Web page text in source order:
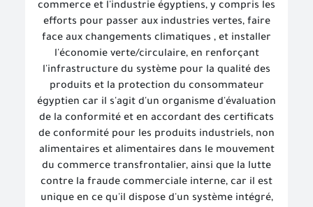
commerce et l'industrie égyptiens, y compris les
efforts pour passer aux industries vertes, faire
face aux changements climatiques , et installer
l'économie verte/circulaire, en renforçant
l'infrastructure du système pour la qualité des
produits et la protection du consommateur
égyptien car il s'agit d'un organisme d'évaluation
de la conformité et en accordant des certificats
de conformité pour les produits industriels, non
alimentaires et alimentaires dans le mouvement
du commerce transfrontalier, ainsi que la lutte
contre la fraude commerciale interne, car il est
unique en ce qu'il dispose d'un système intégré,